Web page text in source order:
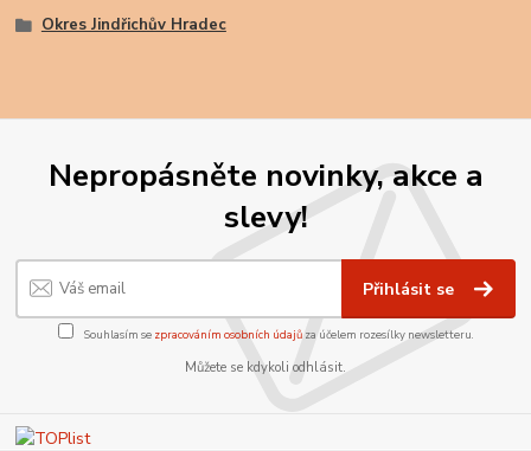
Okres Jindřichův Hradec
Nepropásněte novinky, akce a
slevy!
Přihlásit se
Souhlasím se zpracováním osobních údajůza účelem rozesílky newsletteru.
Můžete se kdykoli odhlásit.